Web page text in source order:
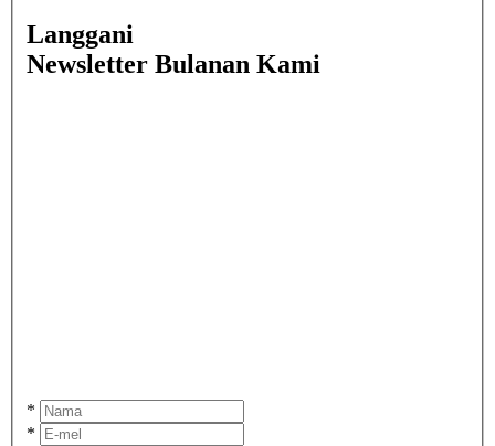
Langgani
Newsletter Bulanan Kami
*
*